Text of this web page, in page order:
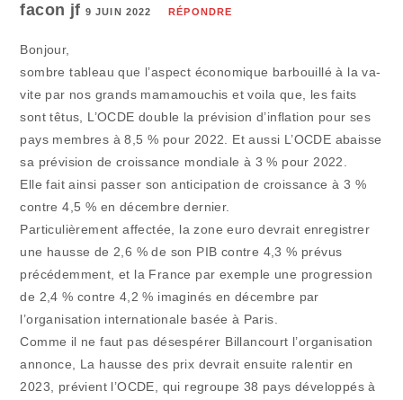
facon jf9 JUIN 2022 RÉPONDRE
Bonjour,
sombre tableau que l’aspect économique barbouillé à la va-
vite par nos grands mamamouchis et voila que, les faits
sont têtus, L’OCDE double la prévision d’inflation pour ses
pays membres à 8,5 % pour 2022. Et aussi L’OCDE abaisse
sa prévision de croissance mondiale à 3 % pour 2022.
Elle fait ainsi passer son anticipation de croissance à 3 %
contre 4,5 % en décembre dernier.
Particulièrement affectée, la zone euro devrait enregistrer
une hausse de 2,6 % de son PIB contre 4,3 % prévus
précédemment, et la France par exemple une progression
de 2,4 % contre 4,2 % imaginés en décembre par
l’organisation internationale basée à Paris.
Comme il ne faut pas désespérer Billancourt l’organisation
annonce, La hausse des prix devrait ensuite ralentir en
2023, prévient l’OCDE, qui regroupe 38 pays développés à